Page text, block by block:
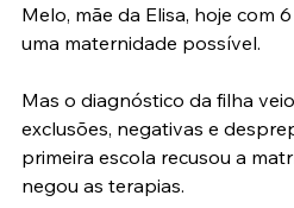
Melo, mãe da Elisa, hoje com
uma maternidade possível.
Mas o diagnóstico da filha
exclusões, negativas e
primeira escola recusou a
negou as terapias.